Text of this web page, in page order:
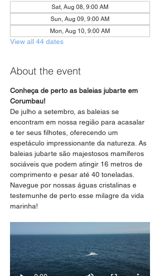
Sat, Aug 08, 9:00 AM
Sun, Aug 09, 9:00 AM
Mon, Aug 10, 9:00 AM
View all 44 dates
About the event
Conheça de perto as baleias jubarte em
Corumbau!
De julho a setembro, as baleias se
encontram em nossa região para acasalar
e ter seus filhotes, oferecendo um
espetáculo impressionante da natureza. As
baleias jubarte são majestosos mamíferos
sociáveis que podem atingir 16 metros de
comprimento e pesar até 40 toneladas.
Navegue por nossas águas cristalinas e
testemunhe de perto esse milagre da vida
marinha!